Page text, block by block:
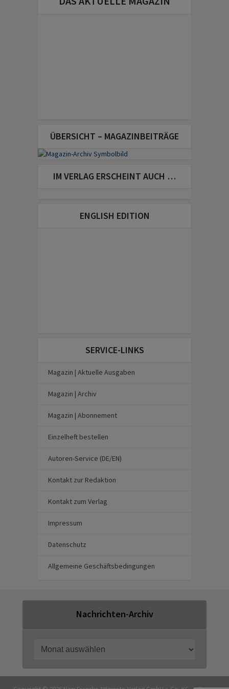
ÜBERSICHT – MAGAZINBEITRÄGE
IM VERLAG ERSCHEINT AUCH …
ENGLISH EDITION
SERVICE-LINKS
Magazin | Aktuelle Ausgaben
Magazin | Archiv
Magazin | Abonnement
Einzelheft bestellen
Autoren-Service (DE/EN)
Kontakt zur Redaktion
Kontakt zum Verlag
Impressum
Datenschutz
Allgemeine Geschäftsbedingungen
Nachrichten-Archiv